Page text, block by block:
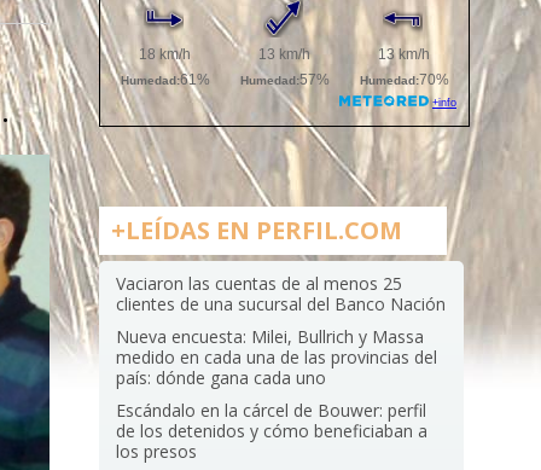
+LEÍDAS EN PERFIL.COM
Vaciaron las cuentas de al menos 25
clientes de una sucursal del Banco Nación
Nueva encuesta: Milei, Bullrich y Massa
medido en cada una de las provincias del
país: dónde gana cada uno
Escándalo en la cárcel de Bouwer: perfil
de los detenidos y cómo beneficiaban a
los presos